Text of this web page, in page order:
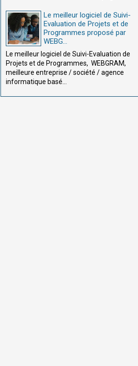
Le meilleur logiciel de Suivi-
Evaluation de Projets et de
Programmes proposé par
WEBG...
Le meilleur logiciel de Suivi-Evaluation de
Projets et de Programmes, WEBGRAM,
meilleure entreprise / société / agence
informatique basé...